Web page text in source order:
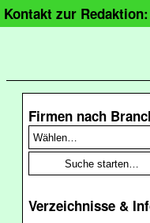
Kontakt zur Redaktion:
Firmen nach
Verzeichnisse &